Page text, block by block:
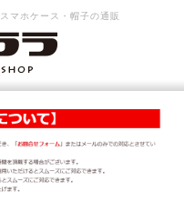
マホケース・帽子の通販